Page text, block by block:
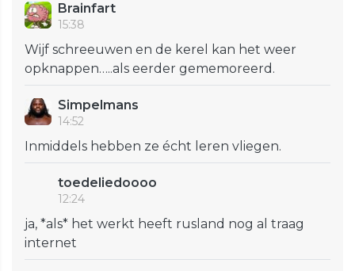
Brainfart
15:38
Wijf schreeuwen en de kerel kan het weer
opknappen…..als eerder gememoreerd.
Simpelmans
14:52
Inmiddels hebben ze écht leren vliegen.
toedeliedoooo
12:24
ja, *als* het werkt heeft rusland nog al traag
internet